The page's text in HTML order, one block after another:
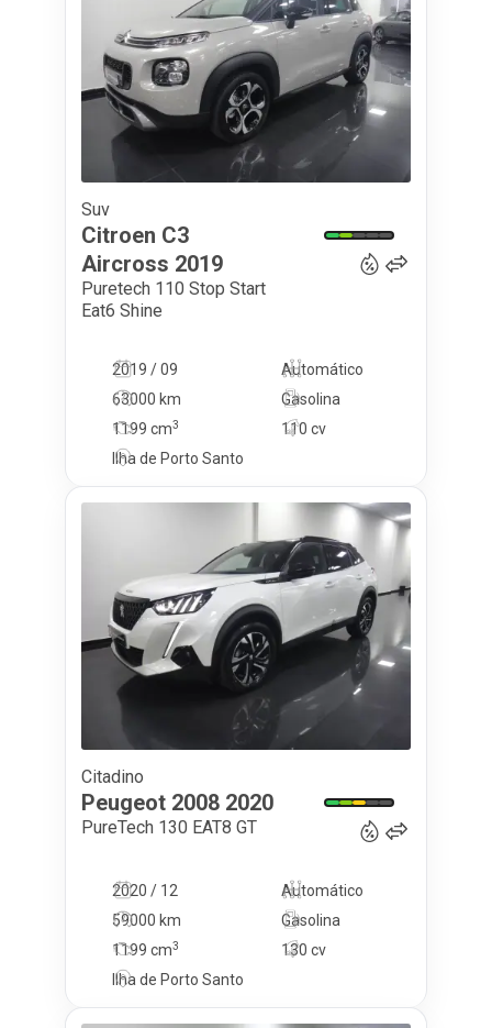
Suv
Citroen C3
Aircross 2019
Puretech 110 Stop Start
Eat6 Shine
2019 / 09
Automático
63000 km
110 cv
Gasolina
1199 cm3
Ilha de Porto Santo
Citadino
Peugeot 2008 2020
PureTech 130 EAT8 GT
2020 / 12
Automático
59000 km
130 cv
Gasolina
1199 cm3
Ilha de Porto Santo